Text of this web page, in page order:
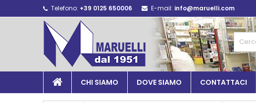
Telefono: +39 0125 650006 E-mail: info@maruelli.com
CHI SIAMO DOVE SIAMO CONTATTACI